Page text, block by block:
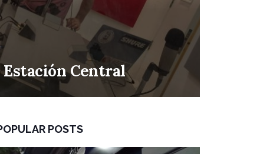
Estación Central
POSTS